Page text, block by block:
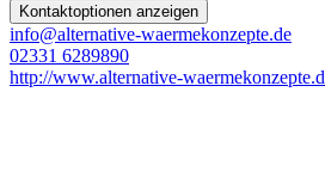
Kontaktoptionen anzeigen
info@alternative-waermekonzepte.de
02331 6289890
http://www.alternative-